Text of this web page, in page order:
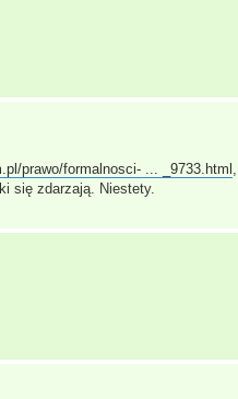
prawo/formalnosci- ... _9733.html
się zdarzają. Niestety.